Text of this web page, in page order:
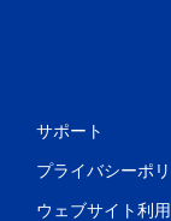
サポート
プライバシーポ
ウェブサイト利